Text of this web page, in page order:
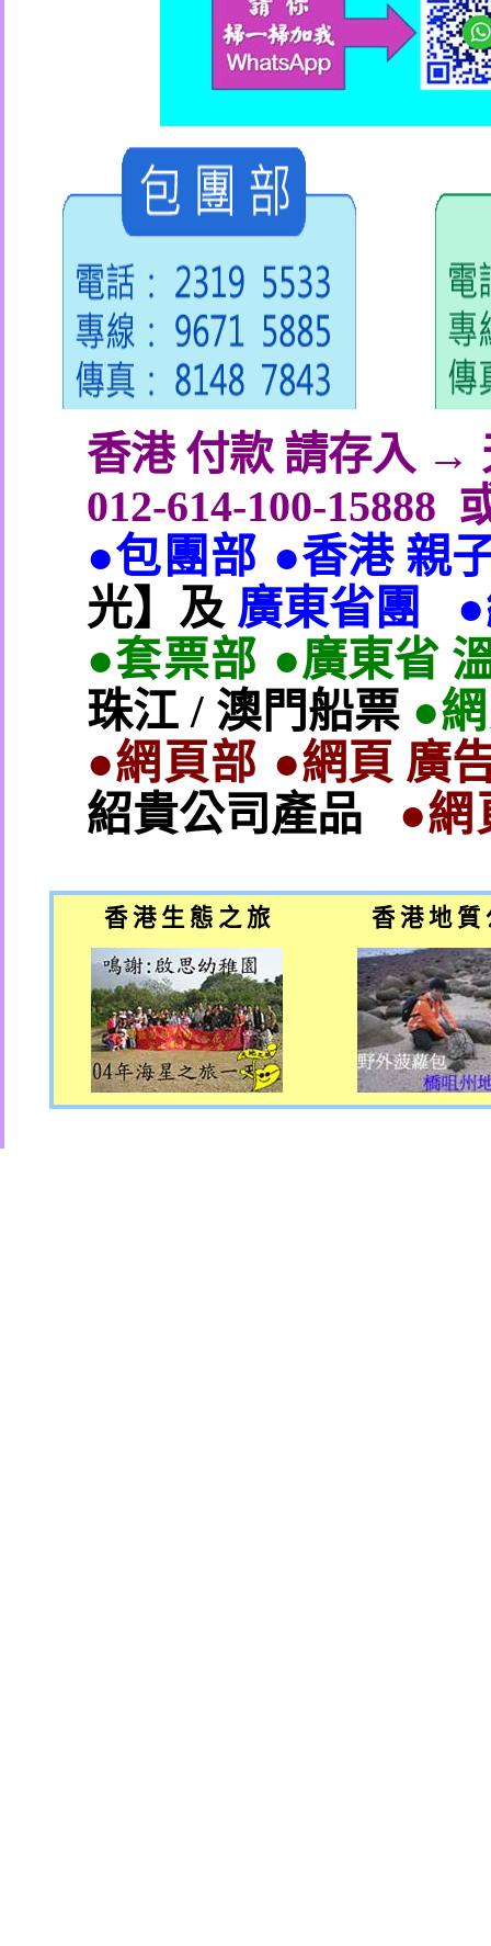
香港 付款 請存入 →
012-614-100-15888
●包團部 ●香港 親
光】及 廣東省團
●套票部 ●廣東省
珠江/ 澳門船票 ●
●網頁部 ●網頁 廣
紹貴公司產品
●網
香 港 生 態 之 旅 香 港 地 質